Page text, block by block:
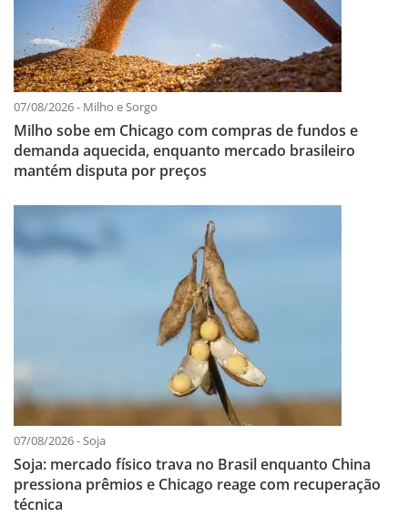
07/08/2026 - Milho e Sorgo
Milho sobe em Chicago com compras de fundos e
demanda aquecida, enquanto mercado brasileiro
mantém disputa por preços
07/08/2026 - Soja
Soja: mercado físico trava no Brasil enquanto China
pressiona prêmios e Chicago reage com recuperação
técnica